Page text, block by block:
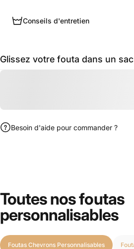
Conseils d'entretien
Glissez votre fouta dans un sac
Besoin d'aide pour commander ?
Toutes nos foutas
personnalisables
Foutas Chevrons Personnalisables